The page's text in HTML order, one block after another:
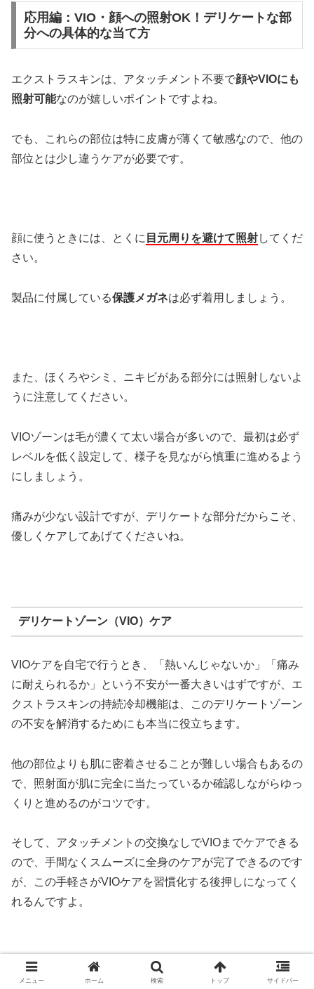
応用編：VIO・顔への照射OK！デリケートな部
分への具体的な当て方
エクストラスキンは、アタッチメント不要で顔やVIOにも
照射可能なのが嬉しいポイントですよね。
でも、これらの部位は特に皮膚が薄くて敏感なので、他の
部位とは少し違うケアが必要です。
顔に使うときには、とくに 目元周りを避けて照射してくだ
さい。
製品に付属している保護メガネは必ず着用しましょう。
また、ほくろやシミ、ニキビがある部分には照射しないよ
うに注意してください。
VIOゾーンは毛が濃くて太い場合が多いので、最初は必ず
レベルを低く設定して、様子を見ながら慎重に進めるよう
にしましょう。
痛みが少ない設計ですが、デリケートな部分だからこそ、
優しくケアしてあげてくださいね。
デリケートゾーン（VIO）ケア
VIOケアを自宅で行うとき、「熱いんじゃないか」「痛み
に耐えられるか」という不安が一番大きいはずですが、エ
クストラスキンの持続冷却機能は、このデリケートゾーン
の不安を解消するためにも本当に役立ちます。
他の部位よりも肌に密着させることが難しい場合もあるの
で、照射面が肌に完全に当たっているか確認しながらゆっ
くりと進めるのがコツです。
そして、アタッチメントの交換なしでVIOまでケアできる
ので、手間なくスムーズに全身のケアが完了できるのです
が、この手軽さがVIOケアを習慣化する後押しになってく
れるんですよ。
メニュー ホーム 検索 トップ サイドバー